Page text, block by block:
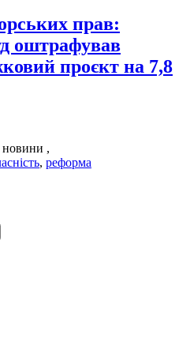
прав:
оштрафував
проєкт на 7,8
,
, реформа